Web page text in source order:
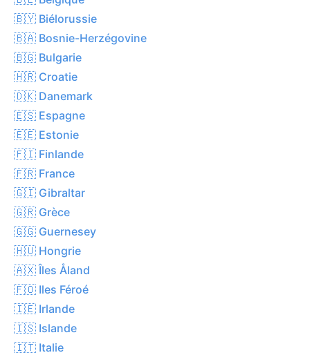
🇧🇾 Biélorussie
🇧🇦 Bosnie-Herzégovine
🇧🇬 Bulgarie
🇭🇷 Croatie
🇩🇰 Danemark
🇪🇸 Espagne
🇪🇪 Estonie
🇫🇮 Finlande
🇫🇷 France
🇬🇮 Gibraltar
🇬🇷 Grèce
🇬🇬 Guernesey
🇭🇺 Hongrie
🇦🇽 Îles Åland
🇫🇴 Iles Féroé
🇮🇪 Irlande
🇮🇸 Islande
🇮🇹 Italie